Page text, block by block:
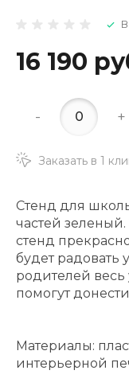
16 190
- +
Заказать в 1
Стенд для
частей
стенд
будет радовать
родителей
помогут
Материалы:
интерьерной